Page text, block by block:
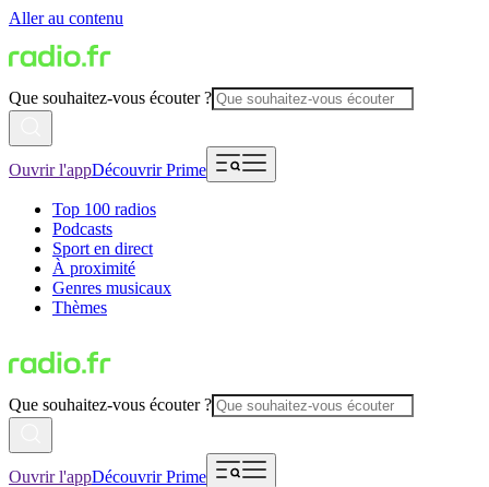
Aller au contenu
Que souhaitez-vous écouter ?
Ouvrir l'appDécouvrir Prime
Top 100 radios
Podcasts
Sport en direct
À proximité
Genres musicaux
Thèmes
Que souhaitez-vous écouter ?
Ouvrir l'appDécouvrir Prime